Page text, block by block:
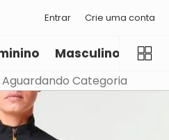
Entrar Crie uma conta
Masculino
Aguardando Categoria